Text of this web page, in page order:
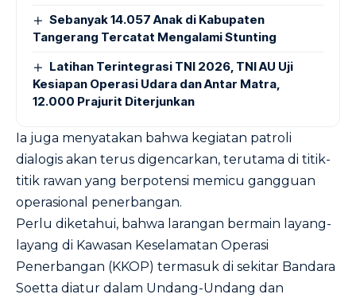
Sebanyak 14.057 Anak di Kabupaten
Tangerang Tercatat Mengalami Stunting
Latihan Terintegrasi TNI 2026, TNI AU Uji
Kesiapan Operasi Udara dan Antar Matra,
12.000 Prajurit Diterjunkan
Ia juga menyatakan bahwa kegiatan patroli
dialogis akan terus digencarkan, terutama di titik-
titik rawan yang berpotensi memicu gangguan
operasional penerbangan.
Perlu diketahui, bahwa larangan bermain layang-
layang di Kawasan Keselamatan Operasi
Penerbangan (KKOP) termasuk di sekitar Bandara
Soetta diatur dalam Undang-Undang dan